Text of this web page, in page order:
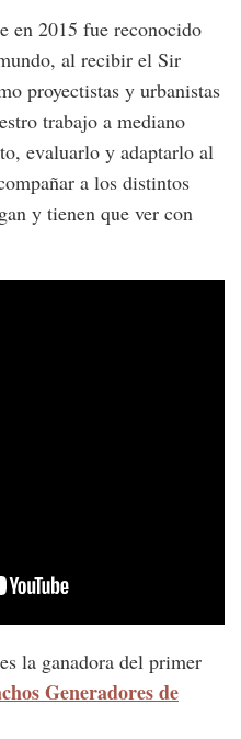
en 2015 fue reconocido
al recibir el Sir
proyectistas y urbanistas
trabajo a mediano
evaluarlo y adaptarlo al
a los distintos
y tienen que ver con
la ganadora del primer
Generadores de